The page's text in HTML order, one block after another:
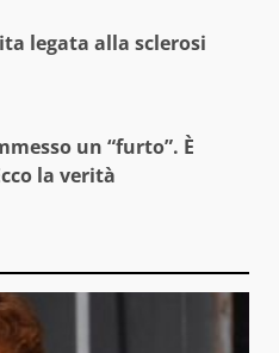
legata alla sclerosi
un “furto”. È
la verità